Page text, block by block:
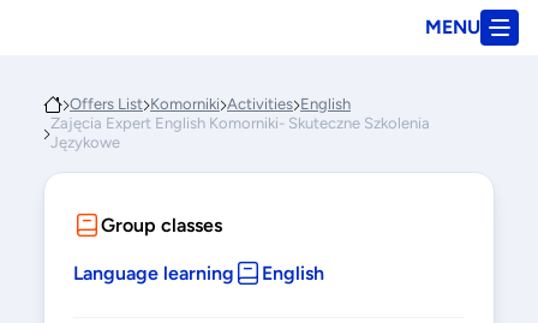
MENU
Offers List Komorniki Activities English
Zajęcia Expert English Komorniki- Skuteczne Szkolenia
Językowe
Group classes
Language learning English